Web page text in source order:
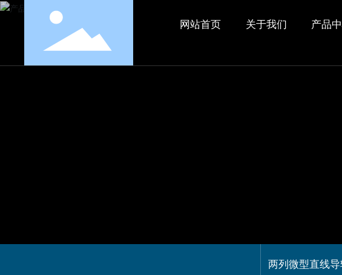
网站首页 关于我们 产品
两列微型直线